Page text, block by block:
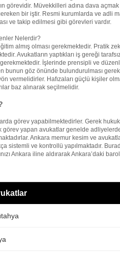
görevidir. Müvekkilleri adına dava
bir iştir. Resmi kurumlarda ve adli
ve takip edilmesi gibi görevleri vardır.
Nelerdir?
almış olması gerekmektedir. Pratik
Avukatların yaptıkları iş gereği
İşlerinde prensipli ve
bunun göz önünde bulundurulması
vermelidirler. Hafızaları güçlü kişiler
baz alınarak seçilmelidir.
görev yapabilmektedirler. Gerek
görev yapan avukatlar genelde
Ankara memur kesim ve
sistemli ve kontrollü yapılmaktadır.
Ankara iline aldırarak Ankara’daki